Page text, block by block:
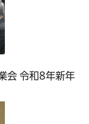
会 令和8年新年